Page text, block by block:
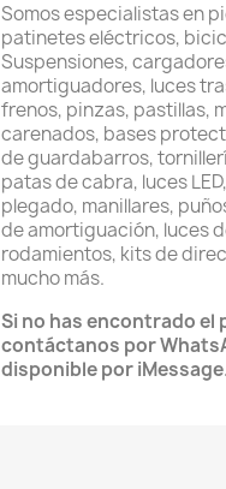
Somos especialistas en
patinetes eléctricos,
Suspensiones,
amortiguadores, luces
frenos, pinzas, pastillas,
carenados, bases
de guardabarros,
patas de cabra, luces
plegado, manillares,
de amortiguación, luces
rodamientos, kits de
mucho más.
Si no has encontrado el
contáctanos por
disponible por